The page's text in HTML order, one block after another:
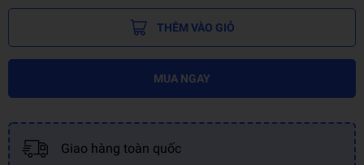
THÊM VÀO GIỎ
MUA NGAY
Giao hàng toàn quốc